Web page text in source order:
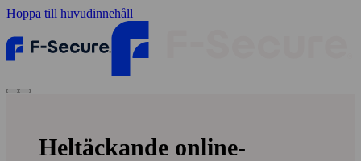
Hoppa till huvudinnehåll
Heltäckande online­